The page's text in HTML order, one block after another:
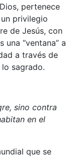
pertenece
privilegio
de Jesús, con
“ventana” a
a través de
sagrado.
sino contra
en el
que se